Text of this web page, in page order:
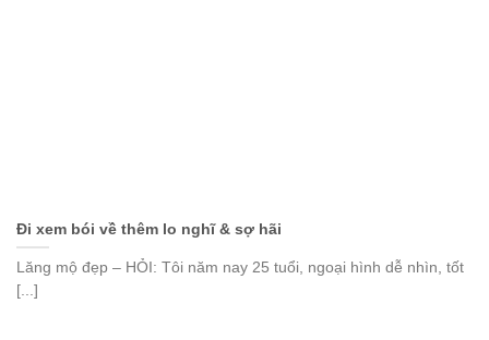
Ði xem bói về thêm lo nghĩ & sợ hãi
Lăng mộ đẹp – HỎI: Tôi năm nay 25 tuổi, ngoại hình dễ nhìn, tốt
[...]